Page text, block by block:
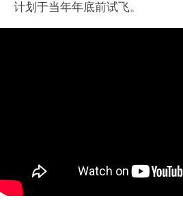
计划于当年年底前试飞。